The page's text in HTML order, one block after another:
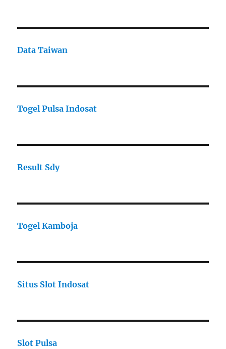
Data Taiwan
Togel Pulsa Indosat
Result Sdy
Togel Kamboja
Situs Slot Indosat
Slot Pulsa